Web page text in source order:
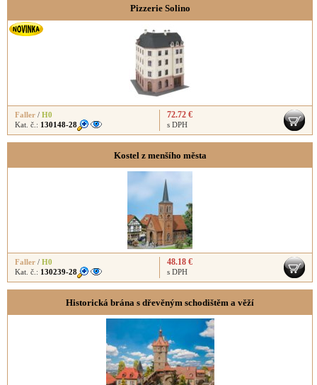
Pizzerie Solino
Faller / H0
Kat. č.: 130148-28
72.72 €
s DPH
Kostel z menšího města
Faller / H0
Kat. č.: 130239-28
48.18 €
s DPH
Historická brána s dřevěným schodištěm a věží